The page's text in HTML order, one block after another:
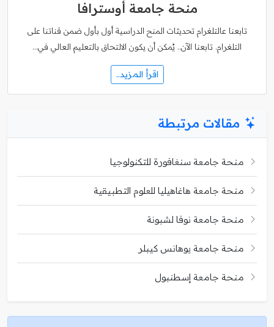
منحة جامعة أوسترافا
تابعنا عالتلغرام تحديثات المنح الدراسية أول بأول ضمن قناتنا على
التلغرام. تابعنا الآن.. يُمكن أن يكون الالتحاق بالتعليم العالي في…
اقرأ المزيد..
مقالات مرتبطة
منحة جامعة سنغافورة للتكنولوجيا
منحة جامعة هاغاهيليا للعلوم التطبيقية
منحة جامعة نوفا لشبونة
منحة جامعة يوهانس كيبلر
منحة جامعة إسطنبول